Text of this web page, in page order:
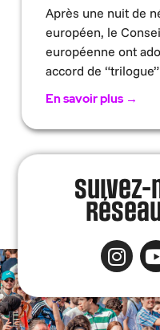
Après une nuit de
européen, le
européenne ont
accord de “trilogue”
En savoir plus →